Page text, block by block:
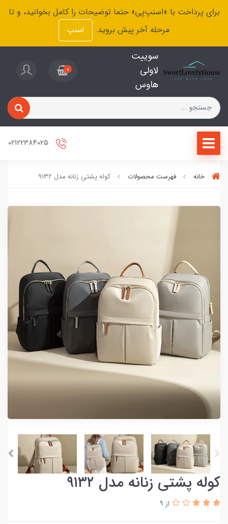
برای پرداخت با «اسنپ‌پی» حتما توضیحات را کامل بخوانید، و تا
مرحله آخر پیش بروید.
اسنپ
سوییت
لاولی
هاوس
0
خانه فهرست محصولات کوله پشتی زنانه مدل ۹۱۳۲
کوله پشتی زنانه مدل ۹۱۳۲
از 9